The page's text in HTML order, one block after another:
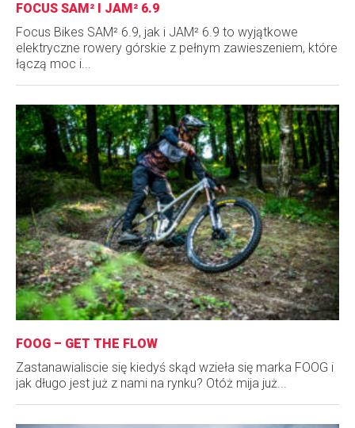
FOCUS SAM² I JAM² 6.9
Focus Bikes SAM² 6.9, jak i JAM² 6.9 to wyjątkowe
elektryczne rowery górskie z pełnym zawieszeniem, które
łączą moc i...
FOOG – GET THE FLOW
Zastanawialiscie się kiedyś skąd wzieła się marka FOOG i
jak długo jest już z nami na rynku? Otóż mija już...